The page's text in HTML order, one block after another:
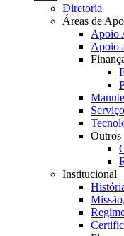
Diretoria
Áreas de
Apoio
Apoio
Outros
Institucional